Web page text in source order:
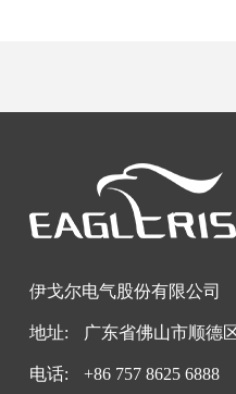
伊戈尔电气股份有限公司
地址: 广东省佛山市顺德
电话: +86 757 8625 6888